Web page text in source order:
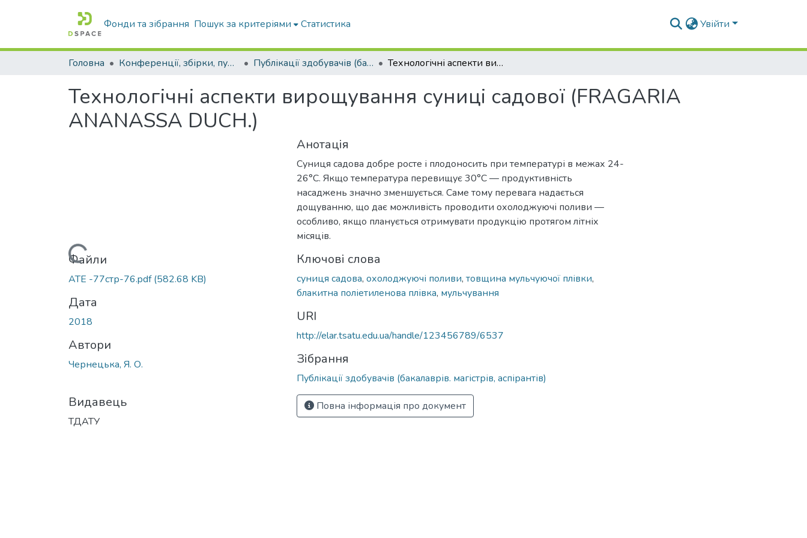
Фонди та зібрання Пошук за критеріями Статистика Увійти
Головна Конференції, збірки, публікації молодих вчених і здобувачів : магістрів, бакалаврів, аспірантів. Публікації здобувачів (бакалаврів. магістрів, аспірантів) Технологічні аспекти вирощування суниці садової (FRAGARIA ANANASSA DUCH.)
Технологічні аспекти вирощування суниці садової (FRAGARIA
ANANASSA DUCH.)
Вантажиться...
Файли
АТЕ -77стр-76.pdf(582.68 KB)
Дата
2018
Автори
Чернецька, Я. О.
Видавець
ТДАТУ
Анотація
Суниця садова добре росте і плодоносить при температурі в межах 24-
26°С. Якщо температура перевищує 30°С — продуктивність
насаджень значно зменшується. Саме тому перевага надається
дощуванню, що дає можливість проводити охолоджуючі поливи —
особливо, якщо планується отримувати продукцію протягом літніх
місяців.
Ключові слова
суниця садова, охолоджуючі поливи, товщина мульчуючої плівки,
блакитна поліетиленова плівка, мульчування
URI
http://elar.tsatu.edu.ua/handle/123456789/6537
Зібрання
Публікації здобувачів (бакалаврів. магістрів, аспірантів)
Повна інформація про документ